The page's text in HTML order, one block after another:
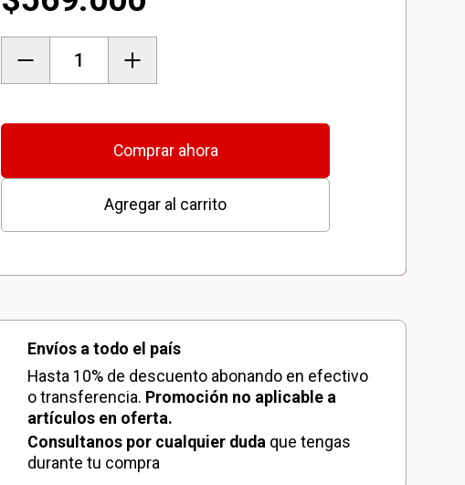
Podadora
y
Cortacerco
Altura
HC
18
cantidad
Comprar ahora
Agregar al carrito
Envíos a todo el país
Hasta 10% de descuento abonando en efectivo
o transferencia. Promoción no aplicable a
artículos en oferta.
Consultanos por cualquier duda que tengas
durante tu compra